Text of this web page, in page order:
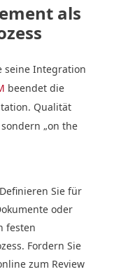
als
seine Integration
beendet die
Qualität
„on the
Definieren Sie für
oder
festen
Fordern Sie
zum Review